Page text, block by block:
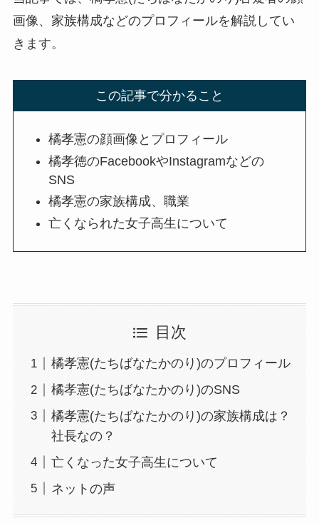
画像、家族構成などのプロフィールを解説してい
きます。
この記事で分かること
橘孝憲の顔画像とプロフィール
橘孝徳のFacebookやInstagramなどの
SNS
橘孝憲の家族構成、職業
亡くなられた女子高生について
目次
橘孝憲(たちばなたかのり)のプロフィール
橘孝憲(たちばなたかのり)のSNS
橘孝憲(たちばなたかのり)の家族構成は？
社長なの？
亡くなった女子高生について
ネットの声